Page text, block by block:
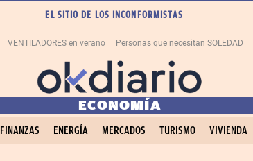
EL SITIO DE LOS INCONFORMISTAS
VENTILADORES en verano Personas que necesitan SOLEDAD
ECONOMÍA
FINANZAS ENERGÍA MERCADOS TURISMO VIVIENDA